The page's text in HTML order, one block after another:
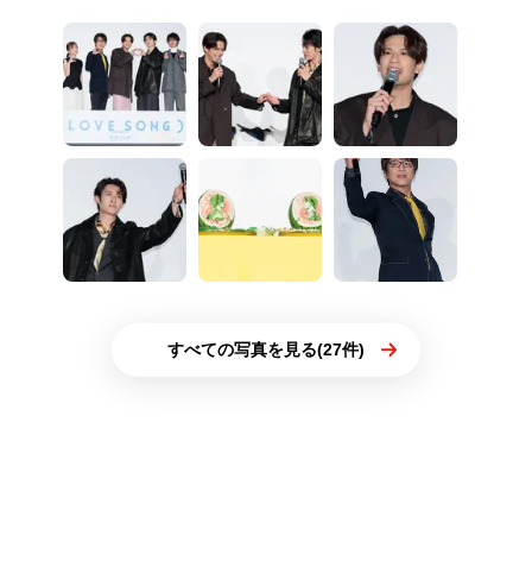
すべての写真を見る(27件)